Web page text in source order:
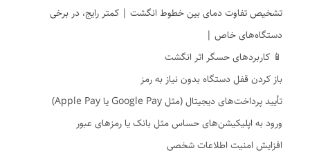
تشخیص تفاوت دمای بین خطوط انگشت | کمتر رایج، در برخی
دستگاه‌های خاص |
📱 کاربردهای حسگر اثر انگشت
باز کردن قفل دستگاه بدون نیاز به رمز
تأیید پرداخت‌های دیجیتال (مثل Google Pay یا Apple Pay)
ورود به اپلیکیشن‌های حساس مثل بانک یا رمزهای عبور
افزایش امنیت اطلاعات شخصی